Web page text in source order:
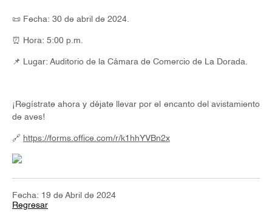
📜 Fecha: 30 de abril de 2024.
⏰ Hora: 5:00 p.m.
📌 Lugar: Auditorio de la Cámara de Comercio de La Dorada.
¡Regístrate ahora y déjate llevar por el encanto del avistamiento
de aves!
🔗 https://forms.office.com/r/k1hhYVBn2x
Fecha: 19 de Abril de 2024
Regresar